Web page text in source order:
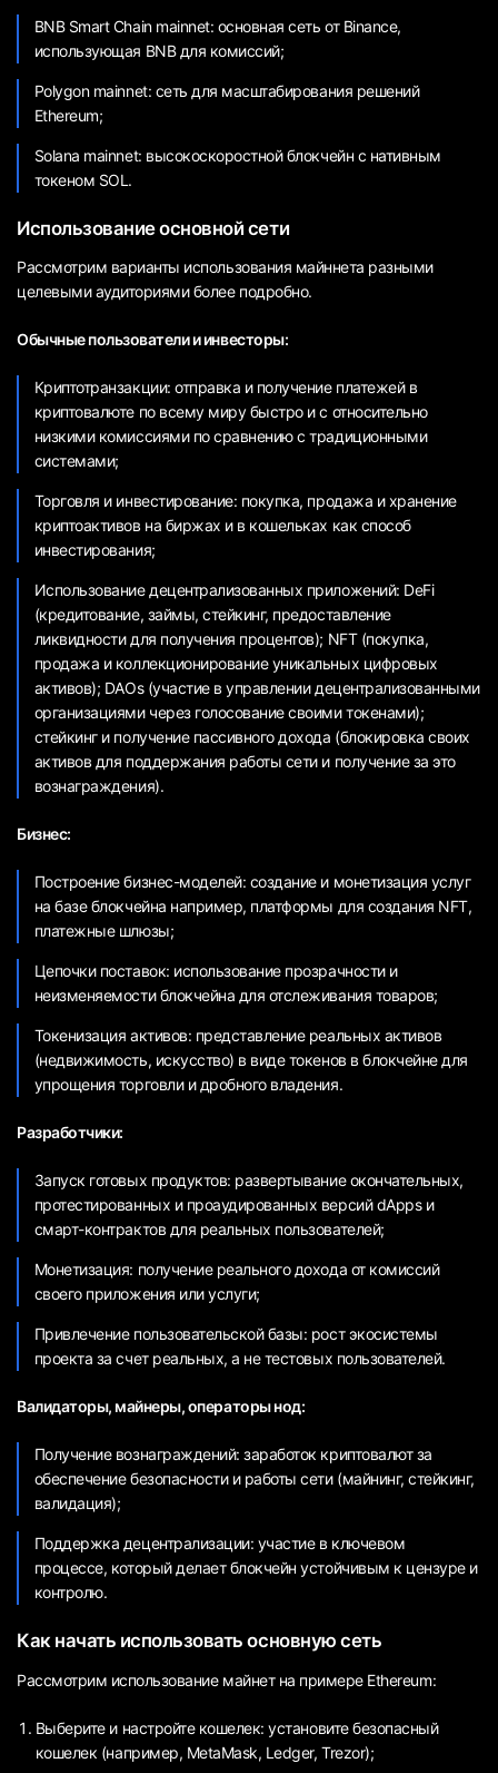
BNB Smart Chain mainnet: основная сеть от Binance,
использующая BNB для комиссий;
Polygon mainnet: сеть для масштабирования решений
Ethereum;
Solana mainnet: высокоскоростной блокчейн с нативным
токеном SOL.
Использование основной сети
Рассмотрим варианты использования майннета разными
целевыми аудиториями более подробно.
Обычные пользователи и инвесторы:
Криптотранзакции: отправка и получение платежей в
криптовалюте по всему миру быстро и с относительно
низкими комиссиями по сравнению с традиционными
системами;
Торговля и инвестирование: покупка, продажа и хранение
криптоактивов на биржах и в кошельках как способ
инвестирования;
Использование децентрализованных приложений: DeFi
(кредитование, займы, стейкинг, предоставление
ликвидности для получения процентов); NFT (покупка,
продажа и коллекционирование уникальных цифровых
активов); DAOs (участие в управлении децентрализованными
организациями через голосование своими токенами);
стейкинг и получение пассивного дохода (блокировка своих
активов для поддержания работы сети и получение за это
вознаграждения).
Бизнес:
Построение бизнес-моделей: создание и монетизация услуг
на базе блокчейна например, платформы для создания NFT,
платежные шлюзы;
Цепочки поставок: использование прозрачности и
неизменяемости блокчейна для отслеживания товаров;
Токенизация активов: представление реальных активов
(недвижимость, искусство) в виде токенов в блокчейне для
упрощения торговли и дробного владения.
Разработчики:
Запуск готовых продуктов: развертывание окончательных,
протестированных и проаудированных версий dApps и
смарт-контрактов для реальных пользователей;
Монетизация: получение реального дохода от комиссий
своего приложения или услуги;
Привлечение пользовательской базы: рост экосистемы
проекта за счет реальных, а не тестовых пользователей.
Валидаторы, майнеры, операторы нод:
Получение вознаграждений: заработок криптовалют за
обеспечение безопасности и работы сети (майнинг, стейкинг,
валидация);
Поддержка децентрализации: участие в ключевом
процессе, который делает блокчейн устойчивым к цензуре и
контролю.
Как начать использовать основную сеть
Рассмотрим использование майнет на примере Ethereum:
Выберите и настройте кошелек: установите безопасный
кошелек (например, MetaMask, Ledger, Trezor);